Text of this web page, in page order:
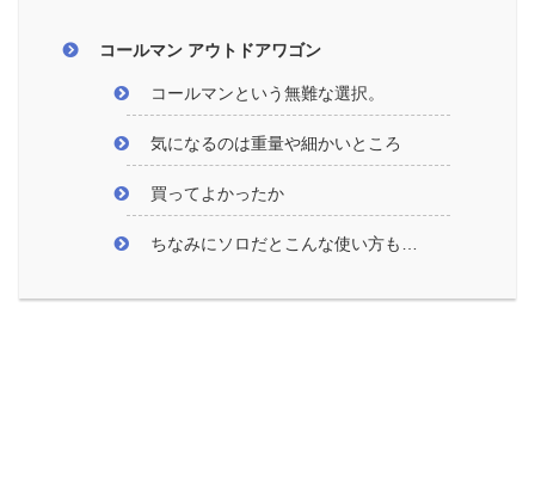
コールマン アウトドアワゴン
コールマンという無難な選択。
気になるのは重量や細かいところ
買ってよかったか
ちなみにソロだとこんな使い方も…